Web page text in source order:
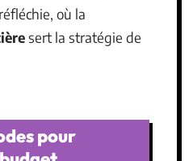
où la
sert la stratégie de
pour